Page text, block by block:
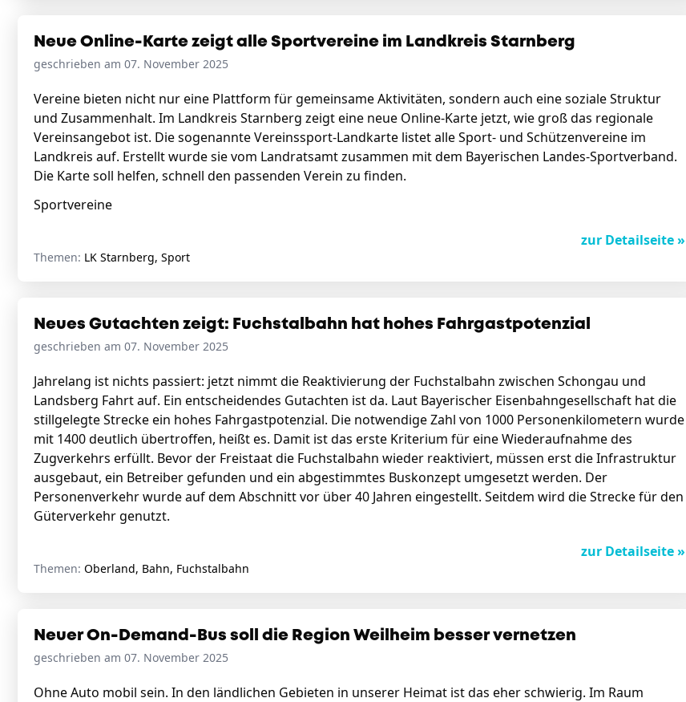
Neue Online-Karte zeigt alle Sportvereine im Landkreis Starnberg
geschrieben am 07. November 2025
Vereine bieten nicht nur eine Plattform für gemeinsame Aktivitäten, sondern auch eine soziale Struktur
und Zusammenhalt. Im Landkreis Starnberg zeigt eine neue Online-Karte jetzt, wie groß das regionale
Vereinsangebot ist. Die sogenannte Vereinssport-Landkarte listet alle Sport- und Schützenvereine im
Landkreis auf. Erstellt wurde sie vom Landratsamt zusammen mit dem Bayerischen Landes-Sportverband.
Die Karte soll helfen, schnell den passenden Verein zu finden.
Sportvereine
zur Detailseite »
Themen: LK Starnberg, Sport
Neues Gutachten zeigt: Fuchstalbahn hat hohes Fahrgastpotenzial
geschrieben am 07. November 2025
Jahrelang ist nichts passiert: jetzt nimmt die Reaktivierung der Fuchstalbahn zwischen Schongau und
Landsberg Fahrt auf. Ein entscheidendes Gutachten ist da. Laut Bayerischer Eisenbahngesellschaft hat die
stillgelegte Strecke ein hohes Fahrgastpotenzial. Die notwendige Zahl von 1000 Personenkilometern wurde
mit 1400 deutlich übertroffen, heißt es. Damit ist das erste Kriterium für eine Wiederaufnahme des
Zugverkehrs erfüllt. Bevor der Freistaat die Fuchstalbahn wieder reaktiviert, müssen erst die Infrastruktur
ausgebaut, ein Betreiber gefunden und ein abgestimmtes Buskonzept umgesetzt werden. Der
Personenverkehr wurde auf dem Abschnitt vor über 40 Jahren eingestellt. Seitdem wird die Strecke für den
Güterverkehr genutzt.
zur Detailseite »
Themen: Oberland, Bahn, Fuchstalbahn
Neuer On-Demand-Bus soll die Region Weilheim besser vernetzen
geschrieben am 07. November 2025
Ohne Auto mobil sein. In den ländlichen Gebieten in unserer Heimat ist das eher schwierig. Im Raum